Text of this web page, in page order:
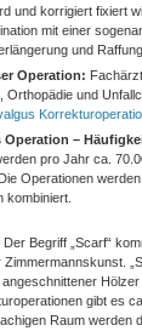
und korrigiert fixiert
mit einer
und
Operation:
Orthopädie und
Operation –
pro Jahr ca.
Operationen
kombiniert.
Der Begriff „Scarf“
Zimmermannskunst.
gibt es
Raum werden